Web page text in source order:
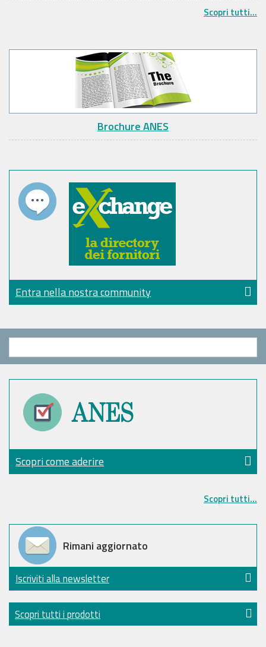
Scopri tutti...
Brochure ANES
Entra nella nostra community
Scopri come aderire
Scopri tutti...
Rimani aggiornato
Iscriviti alla newsletter
Scopri tutti i prodotti